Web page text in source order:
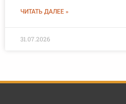
ЧИТАТЬ ДАЛЕЕ »
31.07.2026